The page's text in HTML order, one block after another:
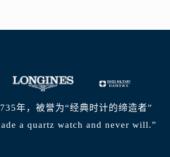
年，被誉为“经典时计的缔造者”
a quartz watch and never will.”